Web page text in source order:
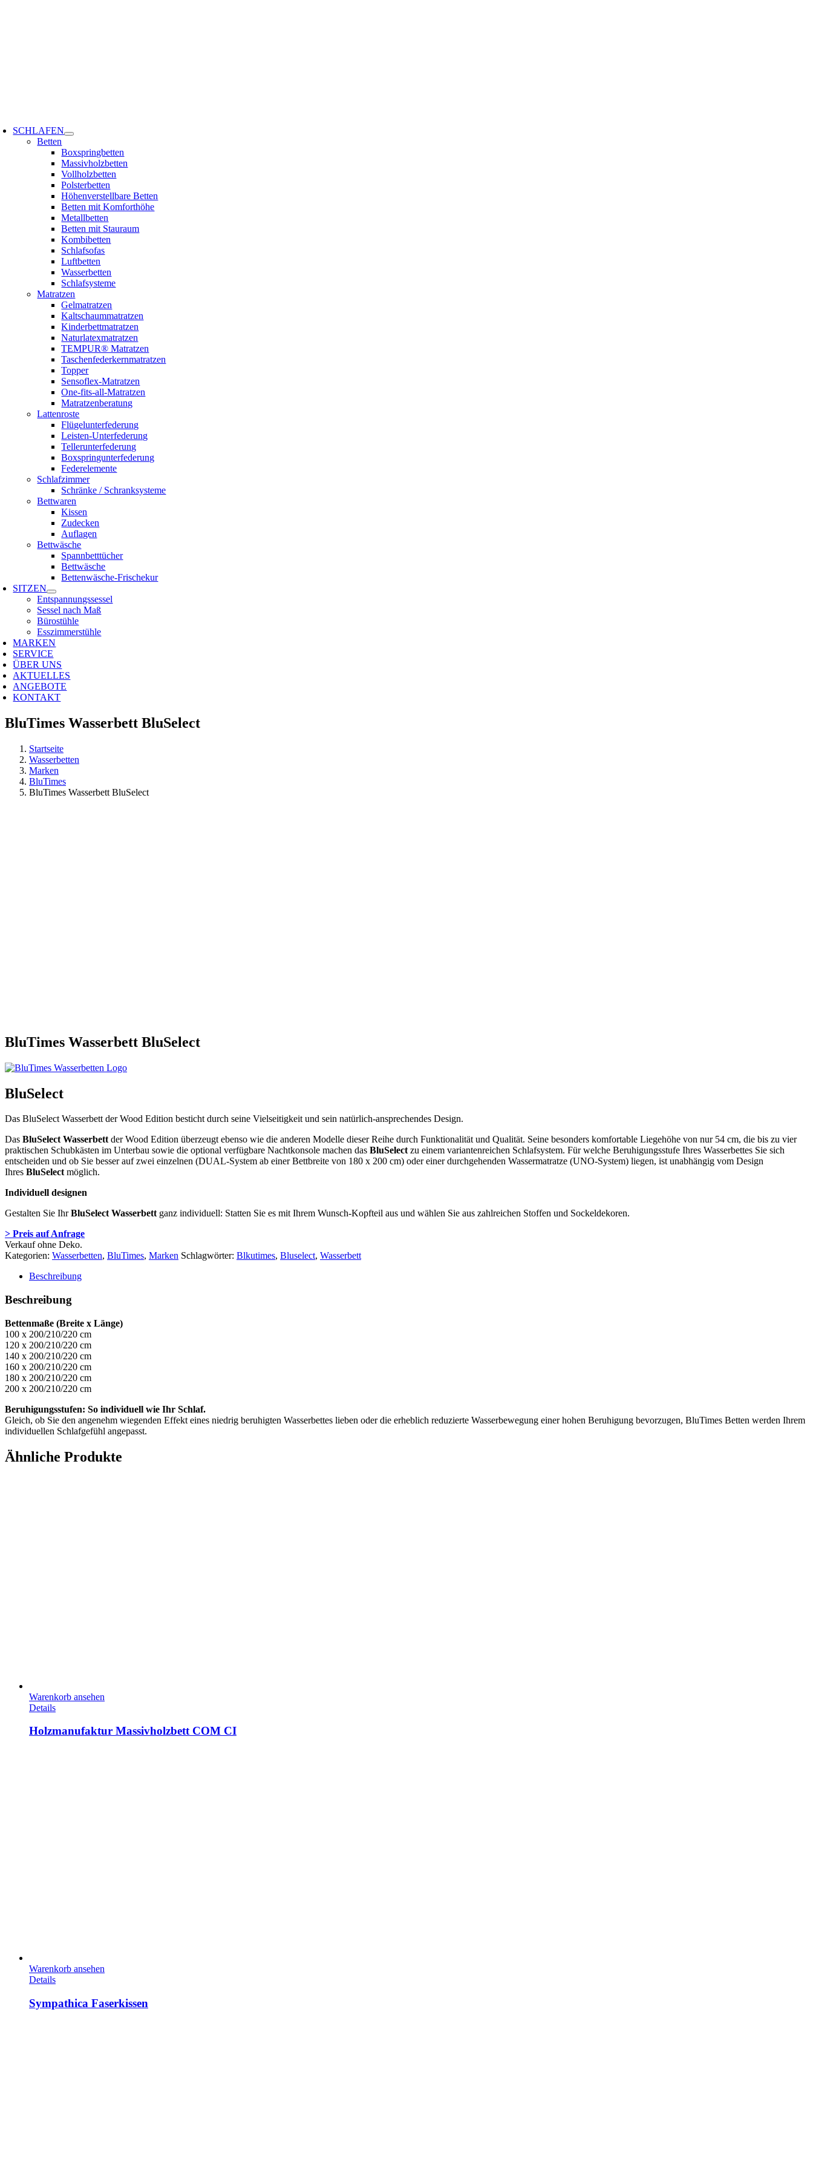
SCHLAFEN
Betten
Boxspringbetten
Massivholzbetten
Vollholzbetten
Polsterbetten
Höhenverstellbare Betten
Betten mit Komforthöhe
Metallbetten
Betten mit Stauraum
Kombibetten
Schlafsofas
Luftbetten
Wasserbetten
Schlafsysteme
Matratzen
Gelmatratzen
Kaltschaummatratzen
Kinderbettmatratzen
Naturlatexmatratzen
TEMPUR® Matratzen
Taschenfederkernmatratzen
Topper
Sensoflex-Matratzen
One-fits-all-Matratzen
Matratzenberatung
Lattenroste
Flügelunterfederung
Leisten-Unterfederung
Tellerunterfederung
Boxspringunterfederung
Federelemente
Schlafzimmer
Schränke / Schranksysteme
Bettwaren
Kissen
Zudecken
Auflagen
Bettwäsche
Spannbetttücher
Bettwäsche
Bettenwäsche-Frischekur
SITZEN
Entspannungssessel
Sessel nach Maß
Bürostühle
Esszimmerstühle
MARKEN
SERVICE
ÜBER UNS
AKTUELLES
ANGEBOTE
KONTAKT
BluTimes Wasserbett BluSelect
Startseite
Wasserbetten
Marken
BluTimes
BluTimes Wasserbett BluSelect
BluTimes Wasserbett BluSelect
BluSelect
Das BluSelect Wasserbett der Wood Edition besticht durch seine Vielseitigkeit und sein natürlich-ansprechendes Design.
Das BluSelect Wasserbettder Wood Edition überzeugt ebenso wie die anderen Modelle dieser Reihe durch Funktionalität und Qualität. Seine besonders komfortable Liegehöhe von nur 54 cm, die bis zu vier
praktischen Schubkästen im Unterbau sowie die optional verfügbare Nachtkonsole machen das BluSelectzu einem variantenreichen Schlafsystem. Für welche Beruhigungsstufe Ihres Wasserbettes Sie sich
entscheiden und ob Sie besser auf zwei einzelnen (DUAL-System ab einer Bettbreite von 180 x 200 cm) oder einer durchgehenden Wassermatratze (UNO-System) liegen, ist unabhängig vom Design
Ihres BluSelectmöglich.
Individuell designen
Gestalten Sie IhrBluSelect Wasserbettganz individuell: Statten Sie es mit Ihrem Wunsch-Kopfteil aus und wählen Sie aus zahlreichen Stoffen und Sockeldekoren.
> Preis auf Anfrage
Verkauf ohne Deko.
Kategorien: Wasserbetten, BluTimes, Marken Schlagwörter: Blkutimes, Bluselect, Wasserbett
Beschreibung
Beschreibung
Bettenmaße (Breite x Länge)
100 x 200/210/220 cm
120 x 200/210/220 cm
140 x 200/210/220 cm
160 x 200/210/220 cm
180 x 200/210/220 cm
200 x 200/210/220 cm
Beruhigungsstufen: So individuell wie Ihr Schlaf.
Gleich, ob Sie den angenehm wiegenden Effekt eines niedrig beruhigten Wasserbettes lieben oder die erheblich reduzierte Wasserbewegung einer hohen Beruhigung bevorzugen, BluTimes Betten werden Ihrem
individuellen Schlafgefühl angepasst.
Ähnliche Produkte
Warenkorb ansehen
Details
Holzmanufaktur Massivholzbett COM CI
Warenkorb ansehen
Details
Sympathica Faserkissen